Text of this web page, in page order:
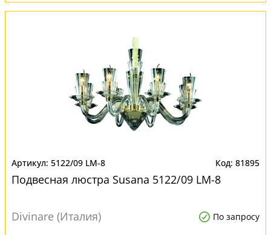
5122/09 LM-8 81895
Подвесная люстра Susana 5122/09 LM-8
Divinare (Италия) По запросу